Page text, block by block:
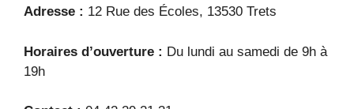
Adresse : 12 Rue des Écoles, 13530 Trets
Horaires d’ouverture : Du lundi au samedi de 9h à
19h